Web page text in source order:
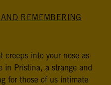
AND REMEMBERING
creeps into your nose as
in Pristina, a strange and
for those of us intimate